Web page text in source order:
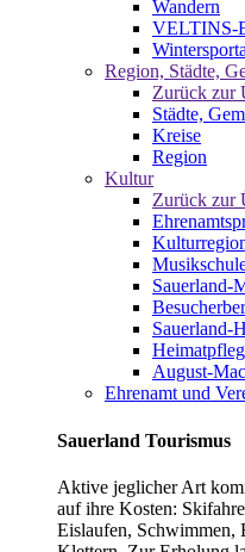
Wandern
VELTINS-
Region, Städte,
Zurück zur
Städte,
Kreise
Region
Kultur
Zurück zur
Sauerland-
Sauerland-
August-
Ehrenamt und
Sauerland Tourismus
Aktive jeglicher Art
auf ihre Kosten:
Eislaufen, Schwimmen,